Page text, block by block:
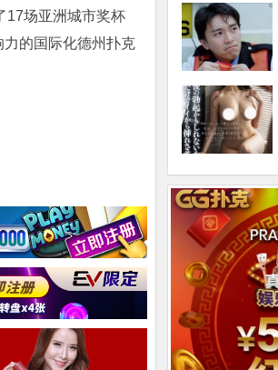
17场亚洲城市奖杯
的国际化德州扑克